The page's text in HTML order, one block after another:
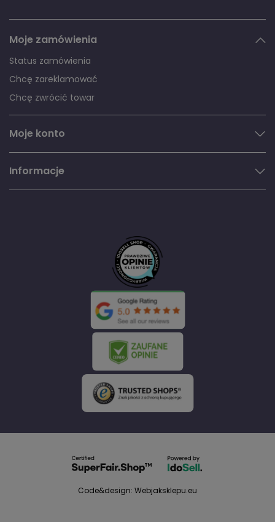
Moje zamówienia
Status zamówienia
Chcę zareklamować
Chcę zwrócić towar
Moje konto
Informacje
Code&design: Webjaksklepu.eu